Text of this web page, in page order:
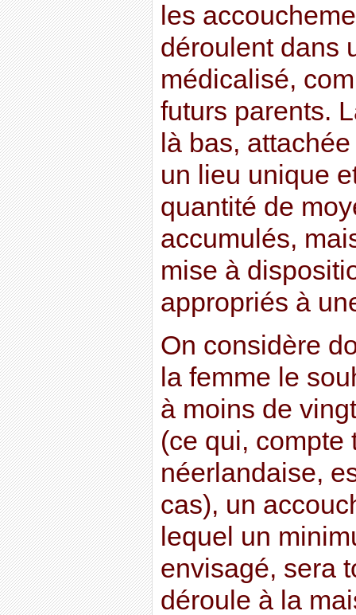
les
déroulent dans
médicalisé,
futurs parents.
là bas,
un lieu unique
quantité de
accumulés,
mise à
appropriés à
On considère
la femme le
à moins de
(ce qui, compte
néerlandaise,
cas), un
lequel un
envisagé, sera
déroule à la